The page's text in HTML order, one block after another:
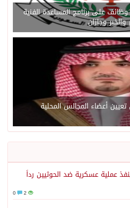
وظائف على برنامج المساعدة الفنية
وجازان
أعضاء المجالس المحلية
عملية عسكرية ضد الحوثيين رداً
2